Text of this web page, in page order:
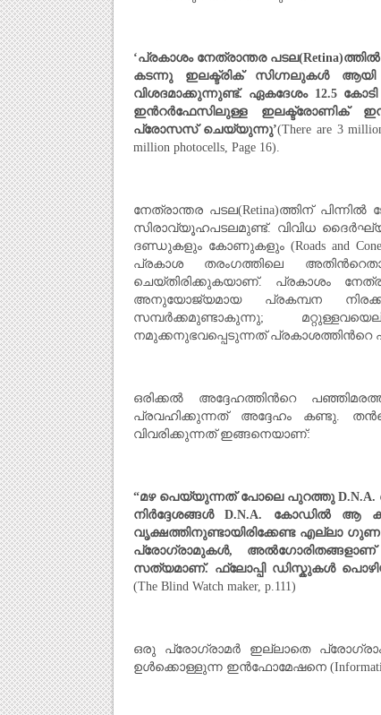
‘പ്രകാശം നേത്രാന്തര പടല(Retina)
കടന്നു ഇലക്ട്രിക്‌ സിഗ്നലുകള്‍ ആയി
വിശദമാക്കുന്നുണ്ട്. ഏകദേശം 12.5കോടി
ഇന്‍റര്‍ഫേസിലുള്ള ഇലക്ട്രോണിക്
പ്രോസസ് ചെയ്യുന്നു’(There are 3
million photocells, Page 16).
നേത്രാന്തര പടല(Retina)ത്തിന്
സിരാവ്യൂഹപടലമുണ്ട്. വിവിധ
ദണ്ഡുകളും കോണുകളും (Roads and
പ്രകാശ തരംഗത്തിലെ
ചെയ്തിരിക്കുകയാണ്. പ്രകാശം
അനുയോജ്യമായ പ്രകമ്പന
സമ്പര്‍ക്കമുണ്ടാകുന്നു;
നമുക്കനുഭവപ്പെടുന്നത് പ്രകാശത്തിന്‍റെ
ഒരിക്കല്‍ അദ്ദേഹത്തിന്‍റെ
പ്രവഹിക്കുന്നത് അദ്ദേഹം കണ്ടു.
വിവരിക്കുന്നത് ഇങ്ങനെയാണ്:
“മഴ പെയ്യുന്നത് പോലെ പുറത്തുD.N.A.
നിര്‍ദ്ദേശങ്ങള്‍D.N.A. കോഡില്‍ ആ
വൃക്ഷത്തിനുണ്ടായിരിക്കേണ്ട എല്ലാ ഗുണ
പ്രോഗ്രാമുകള്‍, അല്‍ഗോരിതങ്ങളാണ്
സത്യമാണ്. ഫ്ലോപ്പി ഡിസ്കുകള്‍
(The Blind Watch maker, p.111)
ഒരു പ്രോഗ്രാമര്‍ ഇല്ലാതെ പ്രോഗ്രാം
ഉള്‍ക്കൊള്ളുന്ന ഇന്‍ഫോമേഷനെ